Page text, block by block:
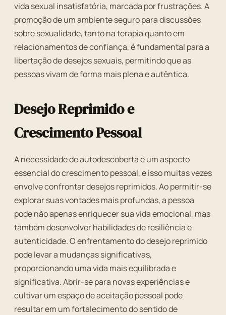
vida sexual insatisfatória, marcada por frustrações. A
promoção de um ambiente seguro para discussões
sobre sexualidade, tanto na terapia quanto em
relacionamentos de confiança, é fundamental para a
libertação de desejos sexuais, permitindo que as
pessoas vivam de forma mais plena e autêntica.
Desejo Reprimido e
Crescimento Pessoal
A necessidade de autodescoberta é um aspecto
essencial do crescimento pessoal, e isso muitas vezes
envolve confrontar desejos reprimidos. Ao permitir-se
explorar suas vontades mais profundas, a pessoa
pode não apenas enriquecer sua vida emocional, mas
também desenvolver habilidades de resiliência e
autenticidade. O enfrentamento do desejo reprimido
pode levar a mudanças significativas,
proporcionando uma vida mais equilibrada e
significativa. Abrir-se para novas experiências e
cultivar um espaço de aceitação pessoal pode
resultar em um fortalecimento do sentido de